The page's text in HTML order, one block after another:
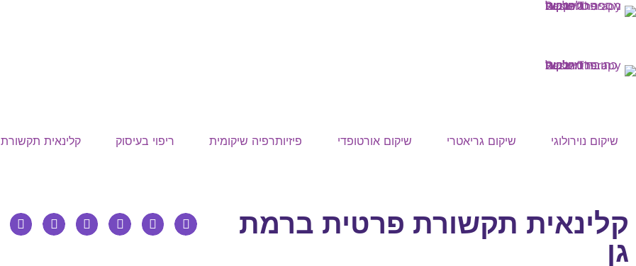
שיקום נוירולוגי שיקום גריאטרי שיקום אורטופדי פיזיותרפיה שיקומית ריפוי בעיסוק קלינאית תקשורת
קלינאית תקשורת פרטית ברמת
גן